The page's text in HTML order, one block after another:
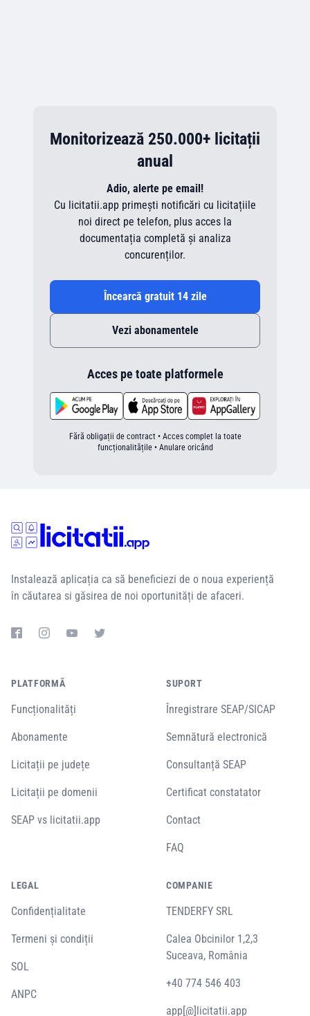
Monitorizează 250.000+ licitații
anual
Adio, alerte pe email!
Cu licitatii.app primești notificări cu licitațiile
noi direct pe telefon, plus acces la
documentația completă și analiza
concurenților.
Încearcă gratuit 14 zile
Vezi abonamentele
Acces pe toate platformele
Fără obligații de contract • Acces complet la toate
funcționalitățile • Anulare oricând
Instalează aplicația ca să beneficiezi de o noua experiență
în căutarea si găsirea de noi oportunități de afaceri.
PLATFORMĂ
Funcționalități
Abonamente
Licitații pe județe
Licitații pe domenii
SEAP vs licitatii.app
SUPORT
Înregistrare SEAP/SICAP
Semnătură electronică
Consultanță SEAP
Certificat constatator
Contact
FAQ
LEGAL
Confidențialitate
Termeni și condiții
SOL
ANPC
COMPANIE
TENDERFY SRL
Calea Obcinilor 1,2,3
Suceava, România
+40 774 546 403
app[@]licitatii.app